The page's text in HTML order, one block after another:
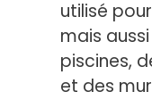
utilisé
mais
piscines,
et des